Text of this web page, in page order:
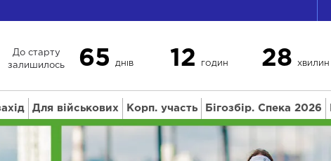
До старту
залишилось
65ДНІВ 12ГОДИН 28ХВИЛИН
Для військових Корп. участь Бігозбір. Спека 2026